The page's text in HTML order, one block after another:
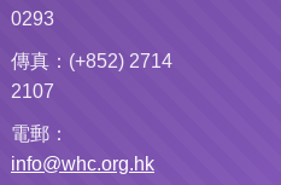
0293
傳真：(+852) 2714
2107
電郵：
info@whc.org.hk